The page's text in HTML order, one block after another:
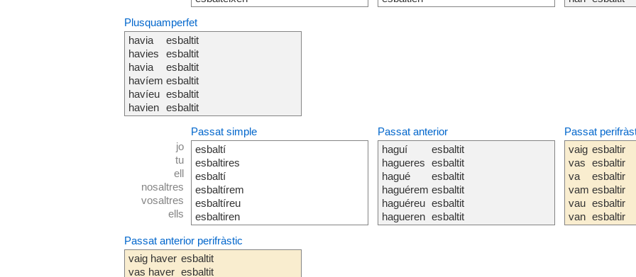
Plusquamperfet
havia
havies
havia
havíem
havíeu
havien
esbaltit
esbaltit
esbaltit
esbaltit
esbaltit
esbaltit
jo
tu
ell
nosaltres
vosaltres
ells
Passat simple
esbaltí
esbaltires
esbaltí
esbaltírem
esbaltíreu
esbaltiren
Passat anterior
haguí
hagueres
hagué
haguérem
haguéreu
hagueren
esbaltit
esbaltit
esbaltit
esbaltit
esbaltit
esbaltit
Passat
vaig
vas
va
vam
vau
van
esbaltir
esbaltir
esbaltir
esbaltir
esbaltir
esbaltir
Passat anterior perifràstic
vaig haver
vas haver
esbaltit
esbaltit